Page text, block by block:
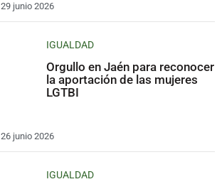
29 junio 2026
IGUALDAD
Orgullo en Jaén para reconocer
la aportación de las mujeres
LGTBI
26 junio 2026
IGUALDAD